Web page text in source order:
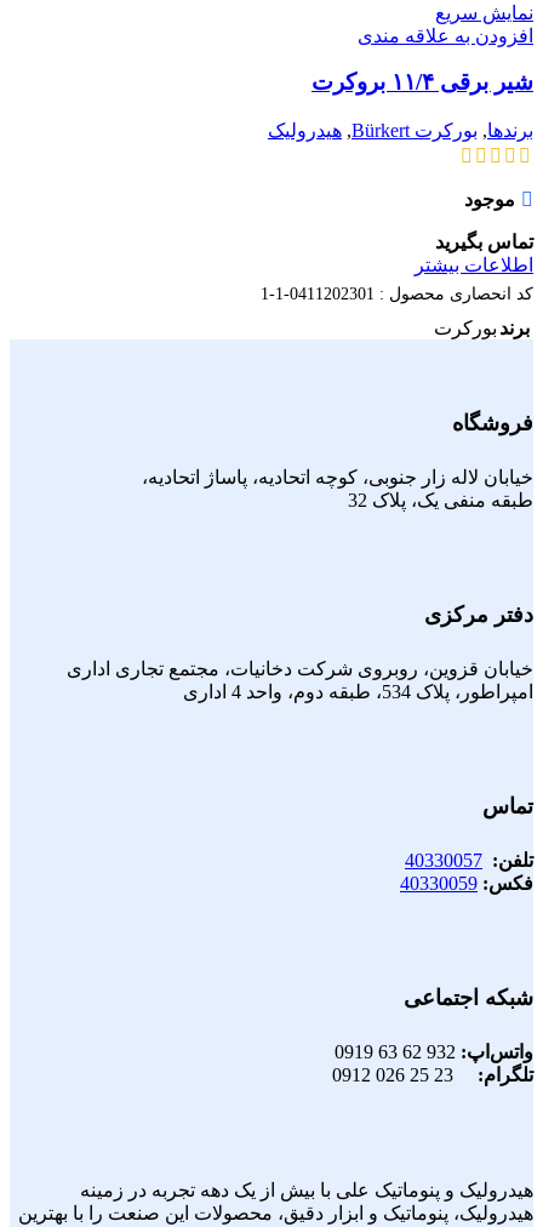
نمایش سریع
افزودن به علاقه مندی
شیر برقی ۱۱/۴ بروکرت
برندها, بورکرت Bürkert , هیدرولیک
موجود
تماس بگیرید
اطلاعات بیشتر
کد انحصاری محصول : 0411202301-1-1
برند بورکرت
فروشگاه
خیابان لاله زار جنوبی، کوچه اتحادیه، پاساژ اتحادیه،
طبقه منفی یک، پلاک 32
دفتر مرکزی
خیابان قزوین، روبروی شرکت دخانیات، مجتمع تجاری اداری
امپراطور، پلاک 534، طبقه دوم، واحد 4 اداری
تماس
تلفن: 40330057
فکس: 40330059
شبکه اجتماعی
واتس‌اپ:
تلگرام:
هیدرولیک و پنوماتیک علی با بیش از یک دهه تجربه در زمینه
هیدرولیک، پنوماتیک و ابزار دقیق، محصولات این صنعت را با بهترین